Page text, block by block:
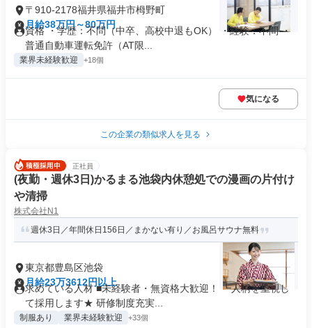
〒910-2178福井県福井市栂野町
月給38万円～80万円
資格 ・学歴：不問（中卒、高校中退もOK） ・経験：不問 ・
普通自動車運転免許（AT限...
業界未経験歓迎 +18個
気になる
この企業の類似求人を見る
正社員
(夜勤・週休3日)かるまる池袋内休憩処での漫画の片付け
や清掃
株式会社N1
週休3日／年間休日156日／まかない有り／お風呂サウナ無料
東京都豊島区池袋
月給23万3612円以上
求めている人材 ■未経験者・無資格大歓迎！ ┗人柄を重視し
て採用します★ 研修制度充実...
制服あり 業界未経験歓迎 +33個